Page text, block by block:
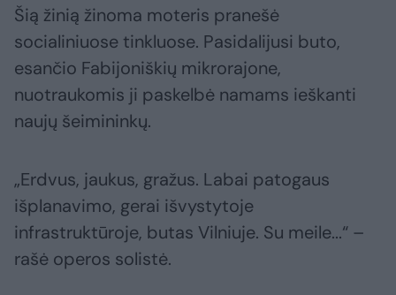
Šią žinią žinoma moteris pranešė
socialiniuose tinkluose. Pasidalijusi buto,
esančio Fabijoniškių mikrorajone,
nuotraukomis ji paskelbė namams ieškanti
naujų šeimininkų.
„Erdvus, jaukus, gražus. Labai patogaus
išplanavimo, gerai išvystytoje
infrastruktūroje, butas Vilniuje. Su meile...“ –
rašė operos solistė.